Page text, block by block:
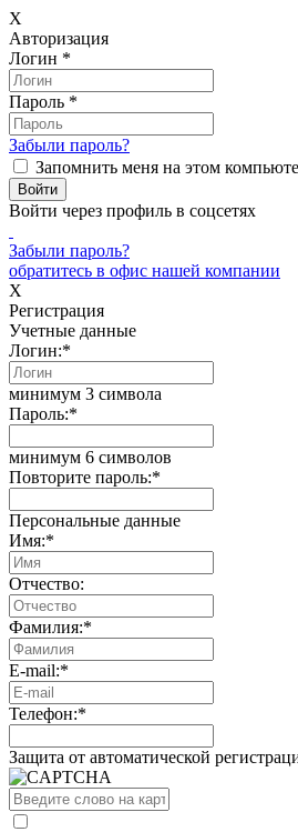
X
Авторизация
Логин *
Пароль *
Забыли пароль?
Запомнить меня на этом
Войти через профиль в соцсетях
Забыли пароль?
обратитесь в офис нашей компании
X
Регистрация
Учетные данные
Логин:*
минимум 3 символа
Пароль:*
минимум 6 символов
Повторите пароль:*
Персональные данные
Имя:*
Отчество:
Фамилия:*
E-mail:*
Телефон:*
Защита от автоматической